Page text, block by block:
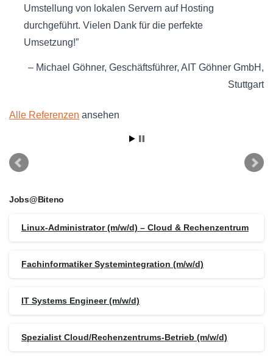
Umstellung von lokalen Servern auf Hosting
durchgeführt. Vielen Dank für die perfekte
Umsetzung!
Michael Göhner Geschäftsführer AIT Göhner GmbH
Stuttgart
Alle Referenzen ansehen
Jobs@Biteno
Linux-Administrator (m/w/d) – Cloud & Rechenzentrum
Fachinformatiker Systemintegration (m/w/d)
IT Systems Engineer (m/w/d)
Spezialist Cloud/Rechenzentrums-Betrieb (m/w/d)